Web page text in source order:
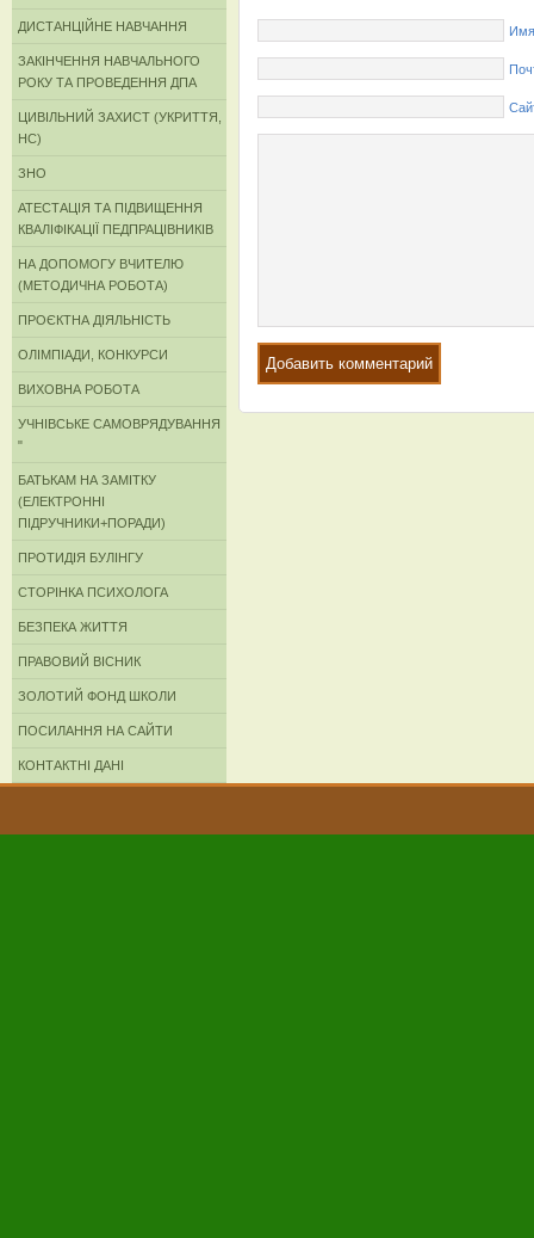
ДИСТАНЦІЙНЕ НАВЧАННЯ
ЗАКІНЧЕННЯ НАВЧАЛЬНОГО
РОКУ ТА ПРОВЕДЕННЯ ДПА
ЦИВІЛЬНИЙ ЗАХИСТ (УКРИТТЯ,
НС)
ЗНО
АТЕСТАЦІЯ ТА ПІДВИЩЕННЯ
КВАЛІФІКАЦІЇ ПЕДПРАЦІВНИКІВ
НА ДОПОМОГУ ВЧИТЕЛЮ
(МЕТОДИЧНА РОБОТА)
ПРОЄКТНА ДІЯЛЬНІСТЬ
ОЛІМПІАДИ, КОНКУРСИ
ВИХОВНА РОБОТА
УЧНІВСЬКЕ САМОВРЯДУВАННЯ
"
БАТЬКАМ НА ЗАМІТКУ
(ЕЛЕКТРОННІ
ПІДРУЧНИКИ+ПОРАДИ)
ПРОТИДІЯ БУЛІНГУ
СТОРІНКА ПСИХОЛОГА
БЕЗПЕКА ЖИТТЯ
ПРАВОВИЙ ВІСНИК
ЗОЛОТИЙ ФОНД ШКОЛИ
ПОСИЛАННЯ НА САЙТИ
КОНТАКТНІ ДАНІ